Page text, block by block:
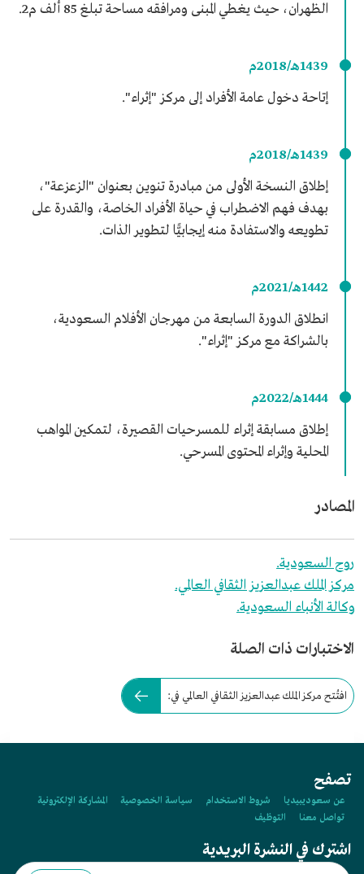
الظهران، حيث يغطي المبنى ومرافقه مساحة تبلغ 85 ألف م2.
1439هـ/2018م
إتاحة دخول عامة الأفراد إلى مركز "إثراء".
1439هـ/2018م
إطلاق النسخة الأولى من مبادرة تنوين بعنوان "الزعزعة"،
بهدف فهم الاضطراب في حياة الأفراد الخاصة، والقدرة على
تطويعه والاستفادة منه إيجابيًّا لتطوير الذات.
1442هـ/2021م
انطلاق الدورة السابعة من مهرجان الأفلام السعودية،
بالشراكة مع مركز "إثراء".
1444هـ/2022م
إطلاق مسابقة إثراء للمسرحيات القصيرة، لتمكين المواهب
المحلية وإثراء المحتوى المسرحي.
المصادر
روح السعودية.
مركز الملك عبدالعزيز الثقافي العالمي.
وكالة الأنباء السعودية.
الاختبارات ذات الصلة
افتُتح مركز الملك عبدالعزيز الثقافي العالمي في:
تصفح
عن سعوديبيديا شروط الاستخدام سياسة الخصوصية
المشاركة الإلكترونية
تواصل معنا
التوظيف
اشترك في النشرة البريدية